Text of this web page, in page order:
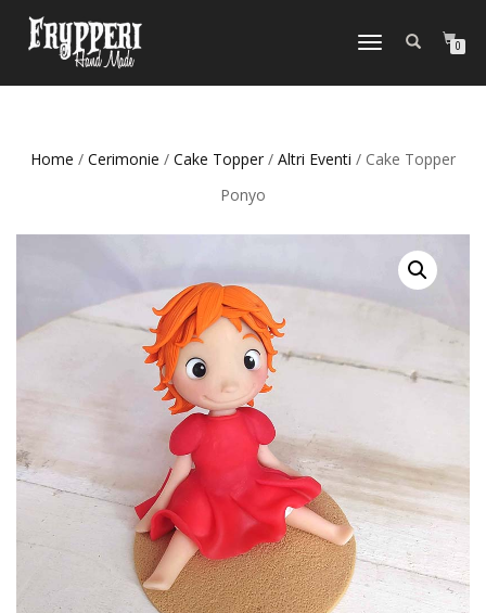
NAVIGAZIONE
0
Home / Cerimonie / Cake Topper / Altri Eventi / Cake Topper
Ponyo